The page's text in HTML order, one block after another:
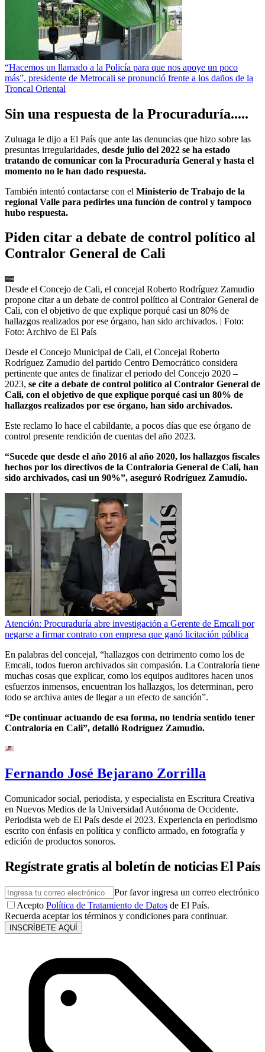
“Hacemos un llamado a la Policía para que nos apoye un poco
más”, presidente de Metrocali se pronunció frente a los daños de la
Troncal Oriental
Sin una respuesta de la Procuraduría.....
Zuluaga le dijo a El País que ante las denuncias que hizo sobre las
presuntas irregularidades, desde julio del 2022 se ha estado
tratando de comunicar con la Procuraduría General y hasta el
momento no le han dado respuesta.
También intentó contactarse con el Ministerio de Trabajo de la
regional Valle para pedirles una función de control y tampoco
hubo respuesta.
Piden citar a debate de control político al
Contralor General de Cali
Desde el Concejo de Cali, el concejal Roberto Rodríguez Zamudio
propone citar a un debate de control político al Contralor General de
Cali, con el objetivo de que explique porqué casi un 80% de
hallazgos realizados por ese órgano, han sido archivados. | Foto:
Foto: Archivo de El País
Desde el Concejo Municipal de Cali, el Concejal Roberto
Rodríguez Zamudio del partido Centro Democrático considera
pertinente que antes de finalizar el periodo del Concejo 2020 –
2023, se cite a debate de control político al Contralor General de
Cali, con el objetivo de que explique porqué casi un 80% de
hallazgos realizados por ese órgano, han sido archivados.
Este reclamo lo hace el cabildante, a pocos días que ese órgano de
control presente rendición de cuentas del año 2023.
“Sucede que desde el año 2016 al año 2020, los hallazgos fiscales
hechos por los directivos de la Contraloría General de Cali, han
sido archivados, casi un 90%”, aseguró Rodríguez Zamudio.
Atención: Procuraduría abre investigación a Gerente de Emcali por
negarse a firmar contrato con empresa que ganó licitación pública
En palabras del concejal, “hallazgos con detrimento como los de
Emcali, todos fueron archivados sin compasión. La Contraloría tiene
muchas cosas que explicar, como los equipos auditores hacen unos
esfuerzos inmensos, encuentran los hallazgos, los determinan, pero
todo se archiva antes de llegar a un efecto de sanción”.
“De continuar actuando de esa forma, no tendría sentido tener
Contraloría en Cali”, detalló Rodríguez Zamudio.
Fernando José Bejarano Zorrilla
Comunicador social, periodista, y especialista en Escritura Creativa
en Nuevos Medios de la Universidad Autónoma de Occidente.
Periodista web de El País desde el 2023. Experiencia en periodismo
escrito con énfasis en política y conflicto armado, en fotografía y
edición de productos sonoros.
Regístrate gratis al boletín de noticias El País
Por favor ingresa un correo electrónico
Acepto Política de Tratamiento de Datos de El País.
Recuerda aceptar los términos y condiciones para continuar.
INSCRÍBETE AQUÍ